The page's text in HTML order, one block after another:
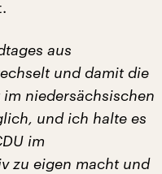
aus
und damit die
niedersächsischen
und ich halte es
im
zu eigen macht und